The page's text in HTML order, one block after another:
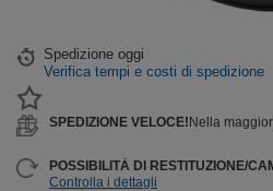
Spedizione oggi
Verifica tempi e costi di spedizione
SPEDIZIONE VELOCE! Nella
POSSIBILITÀ DI RESTITUZIONE/
Controlla i dettagli